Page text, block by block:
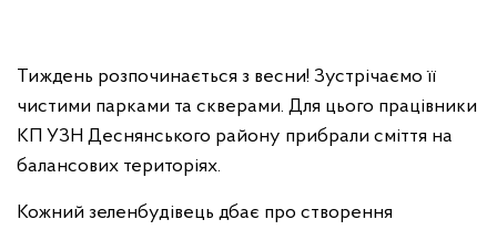
Тиждень розпочинається з весни! Зустрічаємо її
чистими парками та скверами. Для цього працівники
КП УЗН Деснянського району прибрали сміття на
балансових територіях.
Кожний зеленбудівець дбає про створення